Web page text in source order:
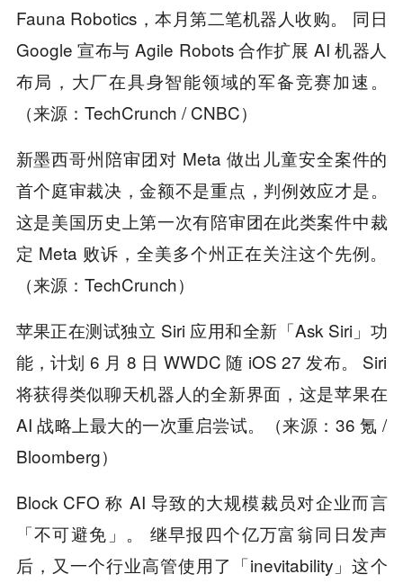
Fauna Robotics，本月第二笔机器人收购。 同日
Google 宣布与 Agile Robots 合作扩展 AI 机器人
布局，大厂在具身智能领域的军备竞赛加速。
（来源：TechCrunch / CNBC）
新墨西哥州陪审团对 Meta 做出儿童安全案件的
首个庭审裁决，金额不是重点，判例效应才是。
这是美国历史上第一次有陪审团在此类案件中裁
定 Meta 败诉，全美多个州正在关注这个先例。
（来源：TechCrunch）
苹果正在测试独立 Siri 应用和全新「Ask Siri」功
能，计划 6 月 8 日 WWDC 随 iOS 27 发布。 Siri
将获得类似聊天机器人的全新界面，这是苹果在
AI 战略上最大的一次重启尝试。（来源：36 氪 /
Bloomberg）
Block CFO 称 AI 导致的大规模裁员对企业而言
「不可避免」。 继早报四个亿万富翁同日发声
后，又一个行业高管使用了「inevitability」这个